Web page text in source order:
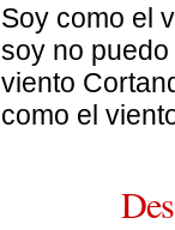
Soy como el
soy no
viento
como el